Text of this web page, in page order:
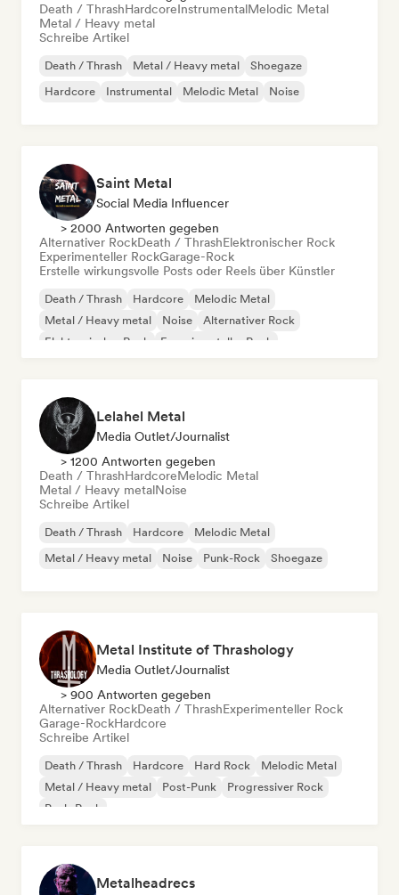
Death / ThrashHardcoreInstrumentalMelodic Metal
Metal / Heavy metal
Schreibe Artikel
Death / Thrash Metal / Heavy metal
Shoegaze
Hardcore
Instrumental Melodic Metal Noise
Saint Metal
Social Media Influencer
> 2000 Antworten gegeben
Alternativer RockDeath / ThrashElektronischer Rock
Experimenteller RockGarage-Rock
Erstelle wirkungsvolle Posts oder Reels über Künstler
Death / Thrash Hardcore
Melodic Metal
Metal / Heavy metal
Noise
Alternativer Rock
Elektronischer Rock
Experimenteller Rock
Lelahel Metal
Media Outlet/Journalist
> 1200 Antworten gegeben
Death / ThrashHardcoreMelodic Metal
Metal / Heavy metalNoise
Schreibe Artikel
Death / Thrash Hardcore
Melodic Metal
Metal / Heavy metal
Noise Punk-Rock Shoegaze
Metal Institute of Thrashology
Media Outlet/Journalist
> 900 Antworten gegeben
Alternativer RockDeath / ThrashExperimenteller Rock
Garage-RockHardcore
Schreibe Artikel
Death / Thrash Hardcore Hard Rock
Melodic Metal
Metal / Heavy metal
Post-Punk
Progressiver Rock
Punk-Rock
Metalheadrecs